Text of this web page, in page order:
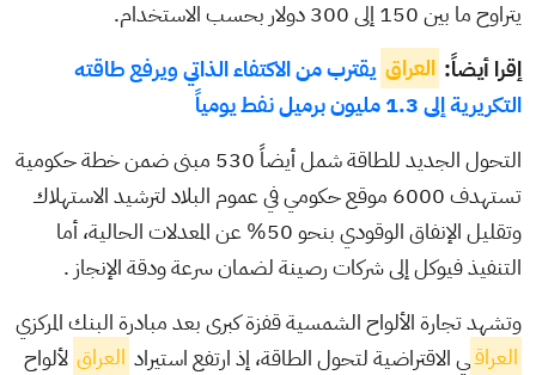
يتراوح ما بين 150 إلى 300 دولار بحسب الاستخدام.
إقرا أيضاً: العراق يقترب من الاكتفاء الذاتي ويرفع طاقته
التكريرية إلى 1.3 مليون برميل نفط يومياً
التحول الجديد للطاقة شمل أيضاً 530 مبنى ضمن خطة حكومية
تستهدف 6000 موقع حكومي في عموم البلاد لترشيد الاستهلاك
وتقليل الإنفاق الوقودي بنحو 50% عن المعدلات الحالية، أما
التنفيذ فيوكل إلى شركات رصينة لضمان سرعة ودقة الإنجاز .
وتشهد تجارة الألواح الشمسية قفزة كبرى بعد مبادرة البنك المركزي
العراقي الاقتراضية لتحول الطاقة، إذ ارتفع استيراد العراق لألواح